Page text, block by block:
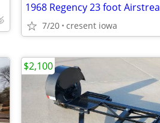
1968 Regency 23 foot
7/20 cresent iowa
$2,100